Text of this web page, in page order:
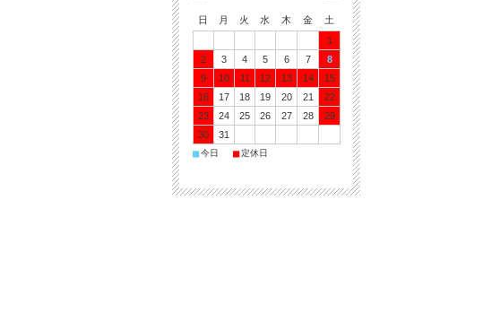
日 月 火 水 木 金
土
1
2
3 4 5 6 7
8
9
10 11 12 13 14
15
16
17 18 19 20 21
22
23
24 25 26 27 28
29
30
31
■今日 ■定休日